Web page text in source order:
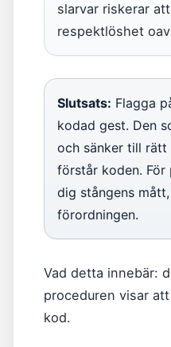
slarvar riskerar
respektlöshet
Slutsats: Flagga
kodad gest. Den
och sänker till
förstår koden. För
dig stångens
förordningen.
Vad detta innebär:
proceduren visar
kod.